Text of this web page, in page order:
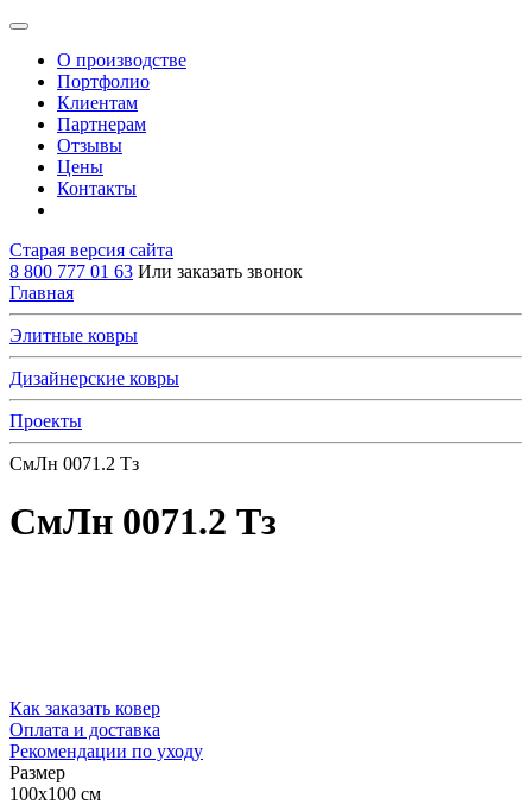
О производстве
Портфолио
Клиентам
Партнерам
Отзывы
Цены
Контакты
Старая версия сайта
8 800 777 01 63 Или заказать звонок
Главная
Элитные ковры
Дизайнерские ковры
Проекты
СмЛн 0071.2 Тз
СмЛн 0071.2 Тз
Как заказать ковер
Оплата и доставка
Рекомендации по уходу
Размер
100x100 см